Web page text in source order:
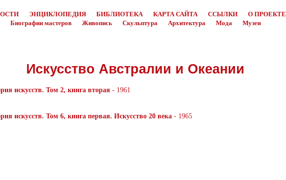
ЭНЦИКЛОПЕДИЯ БИБЛИОТЕКА КАРТА САЙТА ССЫЛКИ
О ПРОЕКТЕ
Биографии мастеров
Живопись Скульптура Архитектура Мода Музеи
Искусство Австралии и Океании
искусств. Том 2, книга вторая - 1961
искусств. Том 6, книга первая. Искусство 20 века - 1965